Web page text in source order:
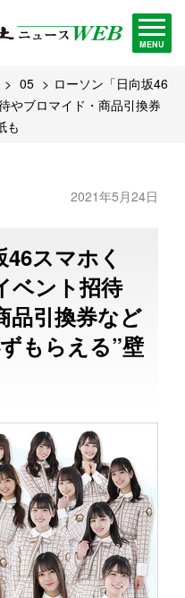
MENU
05
ローソン「日向坂46
やブロマイド・商品引換券
も
2021年5月24日
スマホく
ベント招待
品引換券など
もらえる”壁